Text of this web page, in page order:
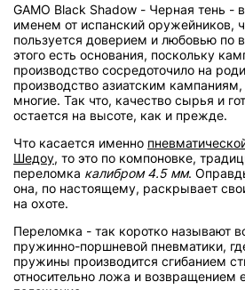
GAMO Black Shadow - Черная тень -
именем от испанский оружейников,
пользуется доверием и любовью по
этого есть основания, поскольку
производство сосредоточило на
производство азиатским
многие. Так что, качество сырья и
остается на высоте, как и прежде.
Что касается именно
Шедоу, то это по компоновке,
переломка калибром 4.5 мм.
она, по настоящему, раскрывает
на охоте.
Переломка - так коротко называют
пружинно-поршневой пневматики,
пружины производится сгибанием
относительно ложа и возвращением